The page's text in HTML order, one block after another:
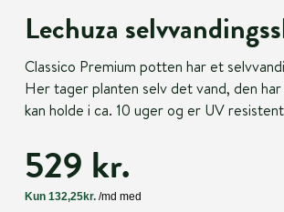
Lechuza
Classico Premium potten har et
Her tager planten selv det vand, den
kan holde i ca. 10 uger og er UV
529 kr.